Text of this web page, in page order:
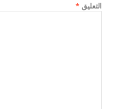
التعليق *